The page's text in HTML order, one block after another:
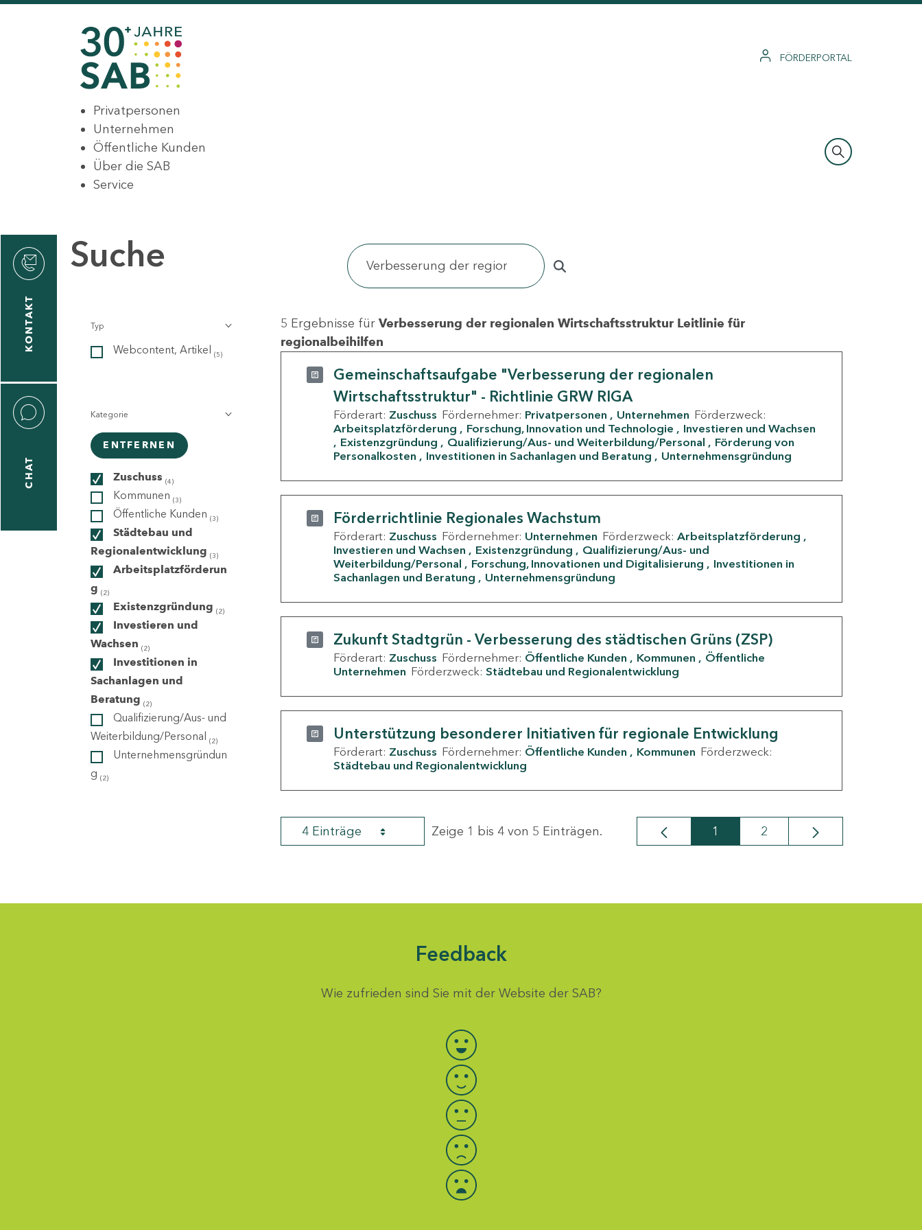
FÖRDERPORTAL
Privatpersonen
Unternehmen
Öffentliche Kunden
Über die SAB
Service
KONTAKT
CHAT
Suche
Typ
Webcontent, Artikel (5)
Kategorie
ENTFERNEN
Zuschuss (4)
Kommunen (3)
Öffentliche Kunden (3)
Städtebau und
Regionalentwicklung (3)
Arbeitsplatzförderun
g (2)
Existenzgründung (2)
Investieren und
Wachsen (2)
Investitionen in
Sachanlagen und
Beratung (2)
Qualifizierung/Aus- und
Weiterbildung/Personal (2)
Unternehmensgründun
g (2)
5 Ergebnisse für Verbesserung der regionalen Wirtschaftsstruktur Leitlinie für
regionalbeihilfen
Gemeinschaftsaufgabe "Verbesserung der regionalen
Wirtschaftsstruktur" - Richtlinie GRW RIGA
Förderart: Zuschuss Fördernehmer: Privatpersonen Unternehmen Förderzweck:
Arbeitsplatzförderung
Forschung, Innovation und Technologie
Investieren und Wachsen
Existenzgründung
Qualifizierung/Aus- und Weiterbildung/Personal
Förderung von
Personalkosten
Investitionen in Sachanlagen und Beratung Unternehmensgründung
Förderrichtlinie Regionales Wachstum
Förderart: Zuschuss Fördernehmer: Unternehmen Förderzweck: Arbeitsplatzförderung
Investieren und Wachsen
Existenzgründung
Qualifizierung/Aus- und
Weiterbildung/Personal
Forschung, Innovationen und Digitalisierung
Investitionen in
Sachanlagen und Beratung
Unternehmensgründung
Zukunft Stadtgrün - Verbesserung des städtischen Grüns (ZSP)
Förderart: Zuschuss Fördernehmer: Öffentliche Kunden Kommunen
Öffentliche
Unternehmen Förderzweck: Städtebau und Regionalentwicklung
Unterstützung besonderer Initiativen für regionale Entwicklung
Förderart: Zuschuss Fördernehmer: Öffentliche Kunden Kommunen Förderzweck:
Städtebau und Regionalentwicklung
4 Einträge Zeige 1 bis 4 von 5 Einträgen. Seite
1 Seite
2
Feedback
Wie zufrieden sind Sie mit der Website der SAB?
Bewertung auswählen